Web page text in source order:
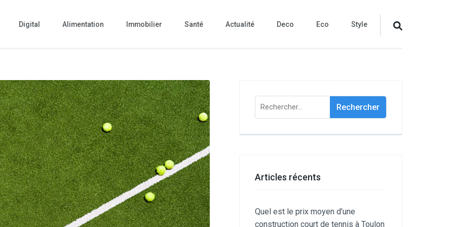
Digital Alimentation Immobilier Santé Actualité Deco Eco Style
Rechercher :
Articles récents
Quel est le prix moyen d’une
construction court de tennis à Toulon